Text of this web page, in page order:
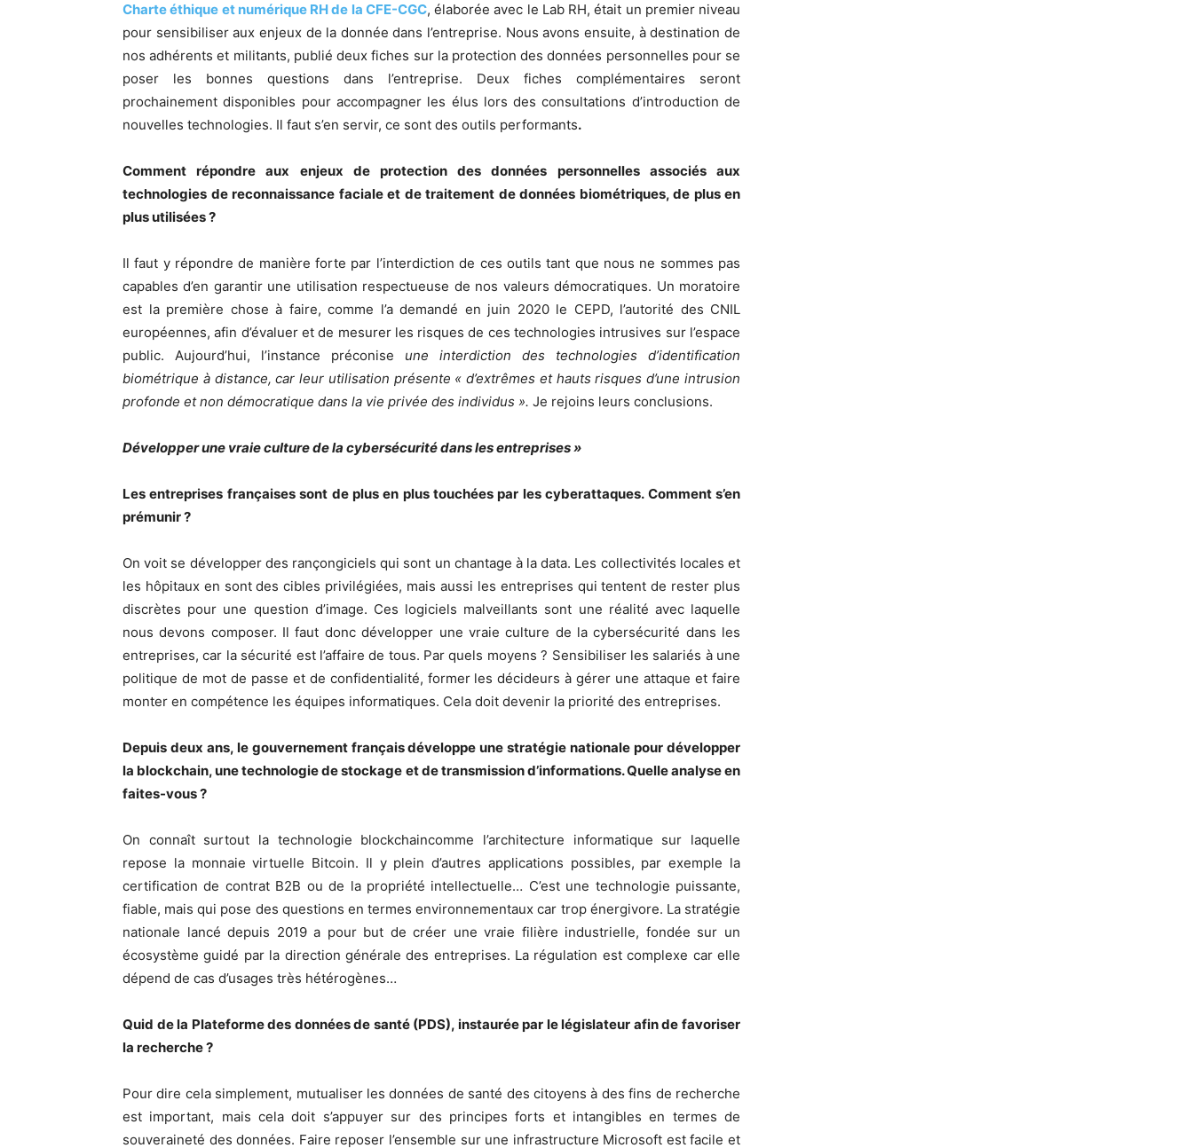
Charte éthique et numérique RH de la CFE-CGC, élaborée avec le Lab RH, était un premier niveau
pour sensibiliser aux enjeux de la donnée dans l’entreprise. Nous avons ensuite, à destination de
nos adhérents et militants, publié deux fiches sur la protection des données personnelles pour se
poser les bonnes questions dans l’entreprise. Deux fiches complémentaires seront
prochainement disponibles pour accompagner les élus lors des consultations d’introduction de
nouvelles technologies. Il faut s’en servir, ce sont des outils performants.
Comment répondre aux enjeux de protection des données personnelles associés aux
technologies de reconnaissance faciale et de traitement de données biométriques, de plus en
plus utilisées ?
Il faut y répondre de manière forte par l’interdiction de ces outils tant que nous ne sommes pas
capables d’en garantir une utilisation respectueuse de nos valeurs démocratiques. Un moratoire
est la première chose à faire, comme l’a demandé en juin 2020 le CEPD, l’autorité des CNIL
européennes, afin d’évaluer et de mesurer les risques de ces technologies intrusives sur l’espace
public. Aujourd’hui, l’instance préconise une interdiction des technologies d’identification
biométrique à distance, car leur utilisation présente « d’extrêmes et hauts risques d’une intrusion
profonde et non démocratique dans la vie privée des individus ». Je rejoins leurs conclusions.
Développer une vraie culture de la cybersécurité dans les entreprises »
Les entreprises françaises sont de plus en plus touchées par les cyberattaques. Comment s’en
prémunir ?
On voit se développer des rançongiciels qui sont un chantage à la data. Les collectivités locales et
les hôpitaux en sont des cibles privilégiées, mais aussi les entreprises qui tentent de rester plus
discrètes pour une question d’image. Ces logiciels malveillants sont une réalité avec laquelle
nous devons composer. Il faut donc développer une vraie culture de la cybersécurité dans les
entreprises, car la sécurité est l’affaire de tous. Par quels moyens ? Sensibiliser les salariés à une
politique de mot de passe et de confidentialité, former les décideurs à gérer une attaque et faire
monter en compétence les équipes informatiques. Cela doit devenir la priorité des entreprises.
Depuis deux ans, le gouvernement français développe une stratégie nationale pour développer
la blockchain, une technologie de stockage et de transmission d’informations. Quelle analyse en
faites-vous ?
On connaît surtout la technologie blockchaincomme l’architecture informatique sur laquelle
repose la monnaie virtuelle Bitcoin. Il y plein d’autres applications possibles, par exemple la
certification de contrat B2B ou de la propriété intellectuelle… C’est une technologie puissante,
fiable, mais qui pose des questions en termes environnementaux car trop énergivore. La stratégie
nationale lancé depuis 2019 a pour but de créer une vraie filière industrielle, fondée sur un
écosystème guidé par la direction générale des entreprises. La régulation est complexe car elle
dépend de cas d’usages très hétérogènes…
Quid de la Plateforme des données de santé (PDS), instaurée par le législateur afin de favoriser
la recherche ?
Pour dire cela simplement, mutualiser les données de santé des citoyens à des fins de recherche
est important, mais cela doit s’appuyer sur des principes forts et intangibles en termes de
souveraineté des données. Faire reposer l’ensemble sur une infrastructure Microsoft est facile et